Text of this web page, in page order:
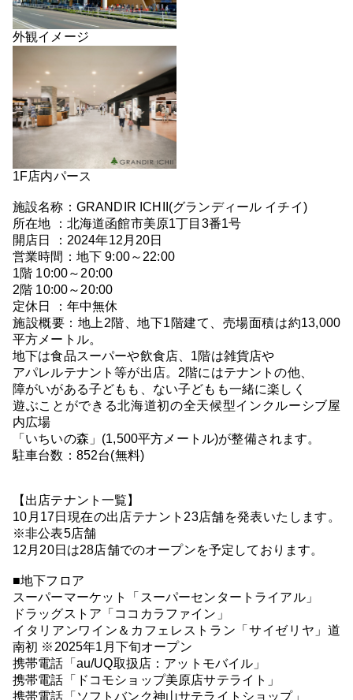
外観イメージ
1F店内パース
施設名称：GRANDIR ICHII(グランディール イチイ)
所在地 ：北海道函館市美原1丁目3番1号
開店日 ：2024年12月20日
営業時間：地下 9:00～22:00
1階 10:00～20:00
2階 10:00～20:00
定休日 ：年中無休
施設概要：地上2階、地下1階建て、売場面積は約13,000
平方メートル。
地下は食品スーパーや飲食店、1階は雑貨店や
アパレルテナント等が出店。2階にはテナントの他、
障がいがある子どもも、ない子どもも一緒に楽しく
遊ぶことができる北海道初の全天候型インクルーシブ屋
内広場
「いちいの森」(1,500平方メートル)が整備されます。
駐車台数：852台(無料)
【出店テナント一覧】
10月17日現在の出店テナント23店舗を発表いたします。
※非公表5店舗
12月20日は28店舗でのオープンを予定しております。
■地下フロア
スーパーマーケット「スーパーセンタートライアル」
ドラッグストア「ココカラファイン」
イタリアンワイン＆カフェレストラン「サイゼリヤ」道
南初 ※2025年1月下旬オープン
携帯電話「au/UQ取扱店：アットモバイル」
携帯電話「ドコモショップ美原店サテライト」
携帯電話「ソフトバンク神山サテライトショップ」